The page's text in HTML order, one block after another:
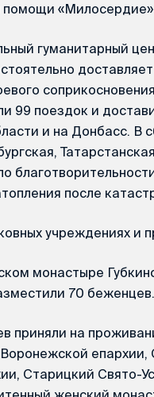
помощи
гуманитарный
99 поездок и
и на Донбасс. В
после
учреждениях и
монастыре
70 беженцев.
приняли на
Старицкий Свято-